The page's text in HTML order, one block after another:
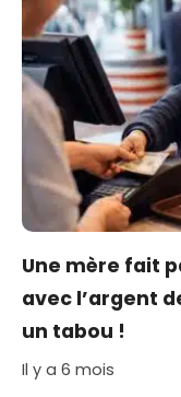
Une mère fait
avec l’argent
un tabou !
Il y a 6 mois